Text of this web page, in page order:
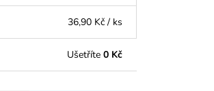
36,90 Kč / ks
Ušetříte 0 Kč